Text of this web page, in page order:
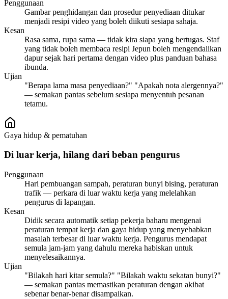
Penggunaan
Gambar penghidangan dan prosedur penyediaan ditukar
menjadi resipi video yang boleh diikuti sesiapa sahaja.
Kesan
Rasa sama, rupa sama — tidak kira siapa yang bertugas. Staf
yang tidak boleh membaca resipi Jepun boleh mengendalikan
dapur sejak hari pertama dengan video plus panduan bahasa
ibunda.
Ujian
"Berapa lama masa penyediaan?" "Apakah nota alergennya?"
— semakan pantas sebelum sesiapa menyentuh pesanan
tetamu.
Gaya hidup & pematuhan
Di luar kerja, hilang dari beban pengurus
Penggunaan
Hari pembuangan sampah, peraturan bunyi bising, peraturan
trafik — perkara di luar waktu kerja yang melelahkan
pengurus di lapangan.
Kesan
Didik secara automatik setiap pekerja baharu mengenai
peraturan tempat kerja dan gaya hidup yang menyebabkan
masalah terbesar di luar waktu kerja. Pengurus mendapat
semula jam-jam yang dahulu mereka habiskan untuk
menyelesaikannya.
Ujian
"Bilakah hari kitar semula?" "Bilakah waktu sekatan bunyi?"
— semakan pantas memastikan peraturan dengan akibat
sebenar benar-benar disampaikan.